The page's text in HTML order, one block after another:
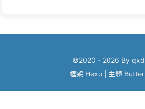
©2020 - 2026 By
框架 Hexo 主题